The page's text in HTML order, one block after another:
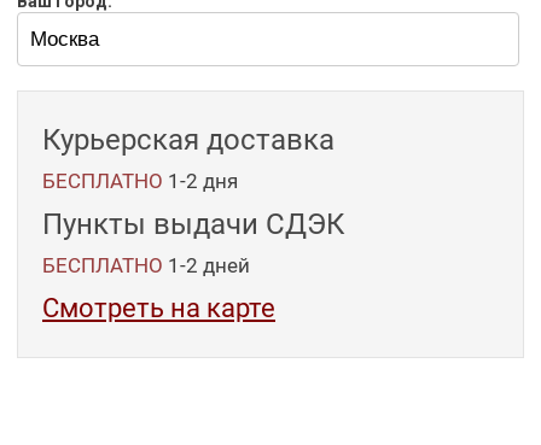
Курьерская доставка
БЕСПЛАТНО 1-2 дня
Пункты выдачи СДЭК
БЕСПЛАТНО 1-2 дней
Смотреть на карте